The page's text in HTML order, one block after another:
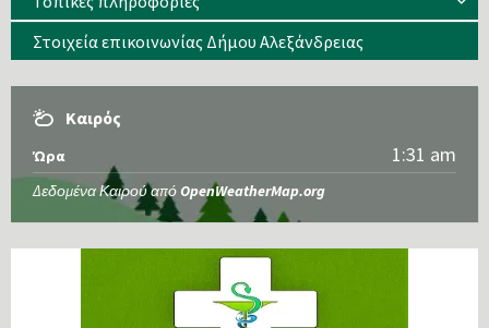
Στοιχεία επικοινωνίας Δήμου Αλεξάνδρειας
Καιρός
Ώρα 1:31 am
Δεδομένα Καιρού από OpenWeatherMap.org